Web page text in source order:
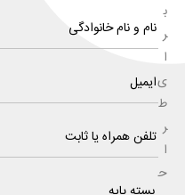
ب
ر
ا
ی
ط
ر
ا
ح